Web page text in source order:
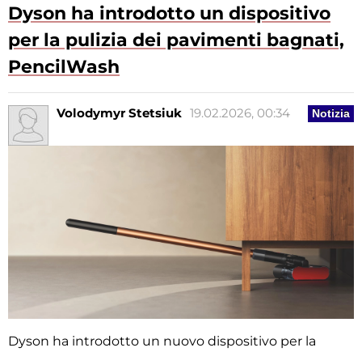
Dyson ha introdotto un dispositivo
per la pulizia dei pavimenti bagnati,
PencilWash
Notizia
Volodymyr Stetsiuk 19.02.2026, 00:34
Dyson ha introdotto un nuovo dispositivo per la